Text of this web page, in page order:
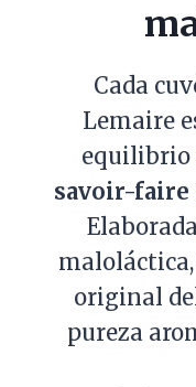
Cada
Lemaire
savoir-faire
original
pureza